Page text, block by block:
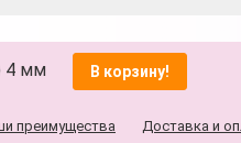
4 мм В корзину!
преимущества Доставка и